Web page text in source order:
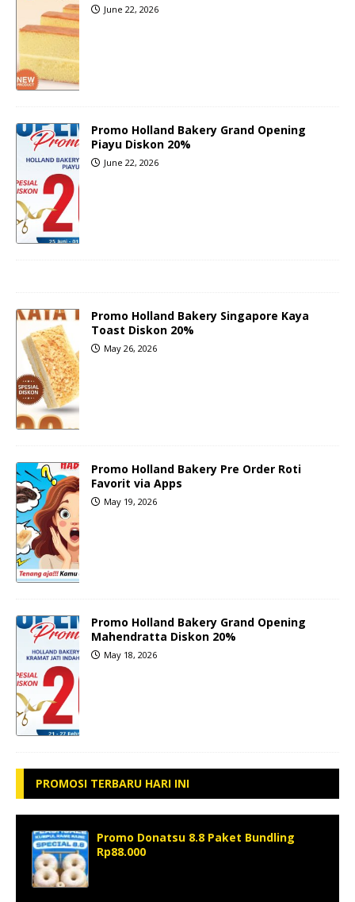
June 22, 2026
Promo Holland Bakery Grand Opening
Piayu Diskon 20%
June 22, 2026
Promo Holland Bakery Singapore Kaya
Toast Diskon 20%
May 26, 2026
Promo Holland Bakery Pre Order Roti
Favorit via Apps
May 19, 2026
Promo Holland Bakery Grand Opening
Mahendratta Diskon 20%
May 18, 2026
PROMOSI TERBARU HARI INI
Promo Donatsu 8.8 Paket Bundling
Rp88.000